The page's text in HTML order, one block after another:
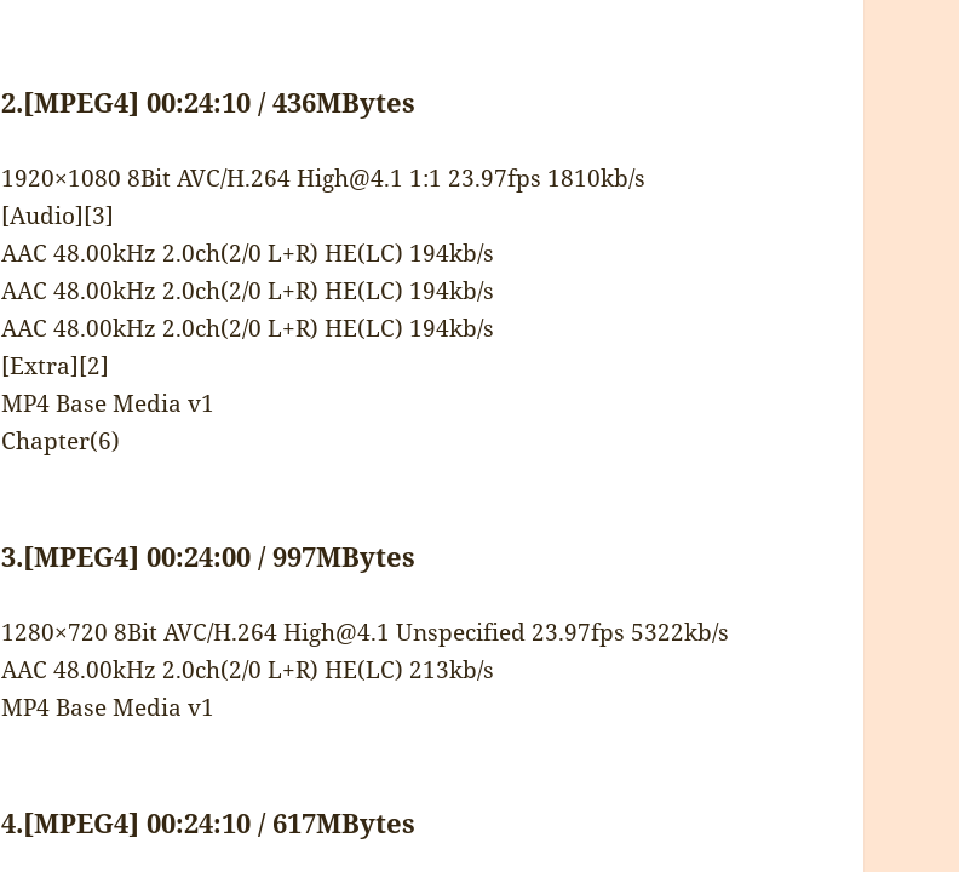
2.[MPEG4] 00:24:10 / 436MBytes
1920×1080 8Bit AVC/H.264 High@4.1 1:1 23.97fps 1810kb/s
[Audio][3]
AAC 48.00kHz 2.0ch(2/0 L+R) HE(LC) 194kb/s
AAC 48.00kHz 2.0ch(2/0 L+R) HE(LC) 194kb/s
AAC 48.00kHz 2.0ch(2/0 L+R) HE(LC) 194kb/s
[Extra][2]
MP4 Base Media v1
Chapter(6)
3.[MPEG4] 00:24:00 / 997MBytes
1280×720 8Bit AVC/H.264 High@4.1 Unspecified 23.97fps 5322kb/s
AAC 48.00kHz 2.0ch(2/0 L+R) HE(LC) 213kb/s
MP4 Base Media v1
4.[MPEG4] 00:24:10 / 617MBytes